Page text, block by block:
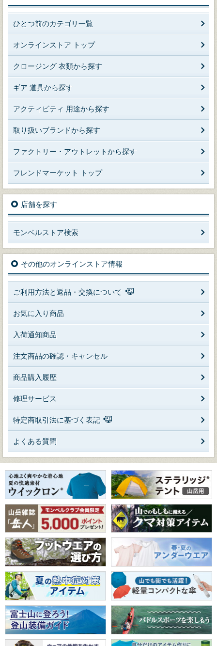
ひとつ前のカテゴリ一覧
オンラインストア トップ
クロージング 衣類から探す
ギア 道具から探す
アクティビティ 用途から探す
取り扱いブランドから探す
ファクトリー・アウトレットから探す
フレンドマーケット トップ
店舗を探す
モンベルストア検索
その他のオンラインストア情報
ご利用方法と返品・交換について
お気に入り商品
入荷通知商品
注文商品の確認・キャンセル
商品購入履歴
修理サービス
特定商取引法に基づく表記
よくある質問